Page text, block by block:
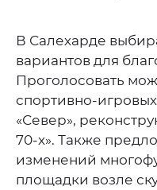
В Салехарде
вариантов для
Проголосовать
спортивно-
«Север»,
70-х». Также
изменений
площадки возле